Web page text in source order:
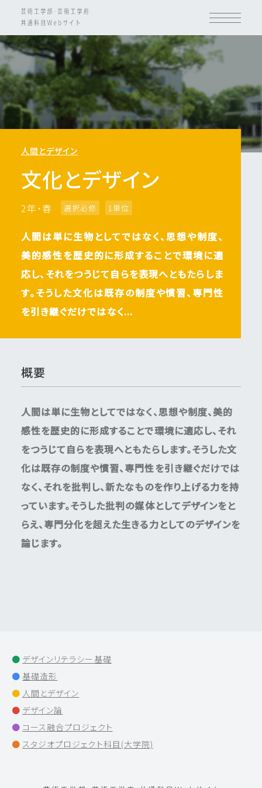
人間とデザイン
文化とデザイン
2年・春 選択必修 1単位
人間は単に生物としてではなく、思想や制度、
美的感性を歴史的に形成することで環境に適
応し、それをつうじて自らを表現へともたらしま
す。そうした文化は既存の制度や慣習、専門性
を引き継ぐだけではなく...
概要
人間は単に生物としてではなく、思想や制度、美的
感性を歴史的に形成することで環境に適応し、それ
をつうじて自らを表現へともたらします。そうした文
化は既存の制度や慣習、専門性を引き継ぐだけでは
なく、それを批判し、新たなものを作り上げる力を持
っています。そうした批判の媒体としてデザインをと
らえ、専門分化を超えた生きる力としてのデザインを
論じます。
デザインリテラシー基礎
基礎造形
人間とデザイン
デザイン論
コース融合プロジェクト
スタジオプロジェクト科目(大学院)